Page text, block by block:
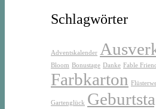
Schlagwörter
Adventskalender
Bloom Bonustage Danke Fable
Farbkarton
Gartenglück